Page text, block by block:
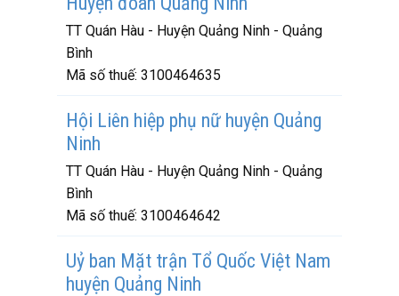
TT Quán Hàu - Huyện Quảng Ninh - Quảng
Bình
Mã số thuế: 3100464635
Hội Liên hiệp phụ nữ huyện Quảng
Ninh
TT Quán Hàu - Huyện Quảng Ninh - Quảng
Bình
Mã số thuế: 3100464642
Uỷ ban Mặt trận Tổ Quốc Việt Nam
huyện Quảng Ninh